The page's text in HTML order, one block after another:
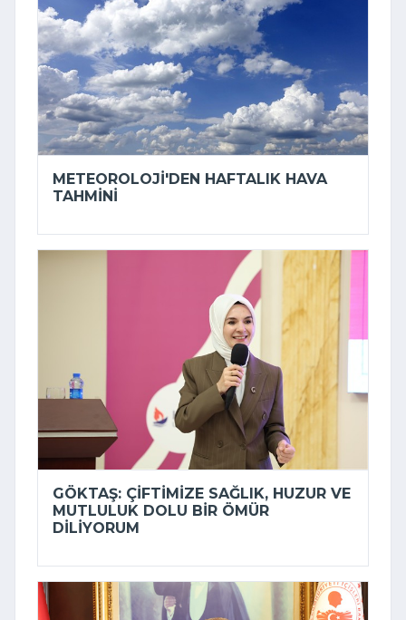
METEOROLOJI'DEN HAFTALIK HAVA
TAHMINI
GÖKTAŞ: ÇIFTIMIZE SAĞLIK, HUZUR VE
MUTLULUK DOLU BIR ÖMÜR
DILIYORUM